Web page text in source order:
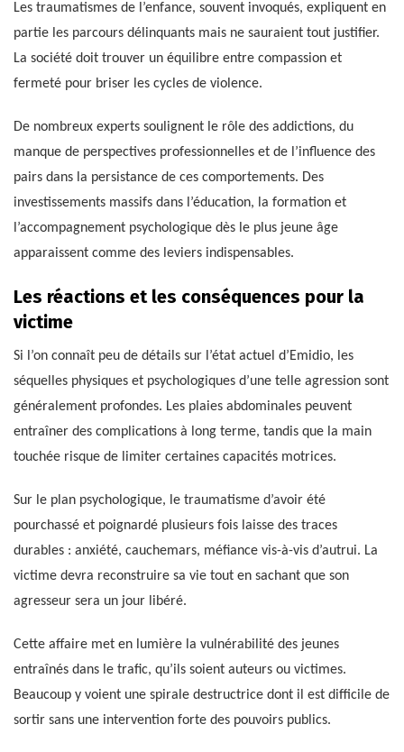
Les traumatismes de l’enfance, souvent invoqués, expliquent en
partie les parcours délinquants mais ne sauraient tout justifier.
La société doit trouver un équilibre entre compassion et
fermeté pour briser les cycles de violence.
De nombreux experts soulignent le rôle des addictions, du
manque de perspectives professionnelles et de l’influence des
pairs dans la persistance de ces comportements. Des
investissements massifs dans l’éducation, la formation et
l’accompagnement psychologique dès le plus jeune âge
apparaissent comme des leviers indispensables.
Les réactions et les conséquences pour la
victime
Si l’on connaît peu de détails sur l’état actuel d’Emidio, les
séquelles physiques et psychologiques d’une telle agression sont
généralement profondes. Les plaies abdominales peuvent
entraîner des complications à long terme, tandis que la main
touchée risque de limiter certaines capacités motrices.
Sur le plan psychologique, le traumatisme d’avoir été
pourchassé et poignardé plusieurs fois laisse des traces
durables : anxiété, cauchemars, méfiance vis-à-vis d’autrui. La
victime devra reconstruire sa vie tout en sachant que son
agresseur sera un jour libéré.
Cette affaire met en lumière la vulnérabilité des jeunes
entraînés dans le trafic, qu’ils soient auteurs ou victimes.
Beaucoup y voient une spirale destructrice dont il est difficile de
sortir sans une intervention forte des pouvoirs publics.